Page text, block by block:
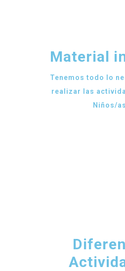
Material
Tenemos todo lo
realizar las
Niños/